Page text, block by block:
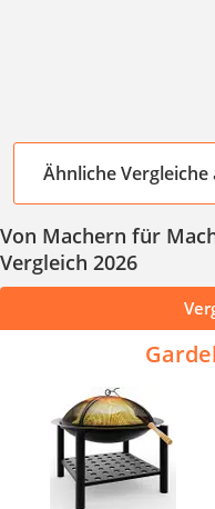
Ähnliche Vergleiche
Von Machern für
Vergleich 2026